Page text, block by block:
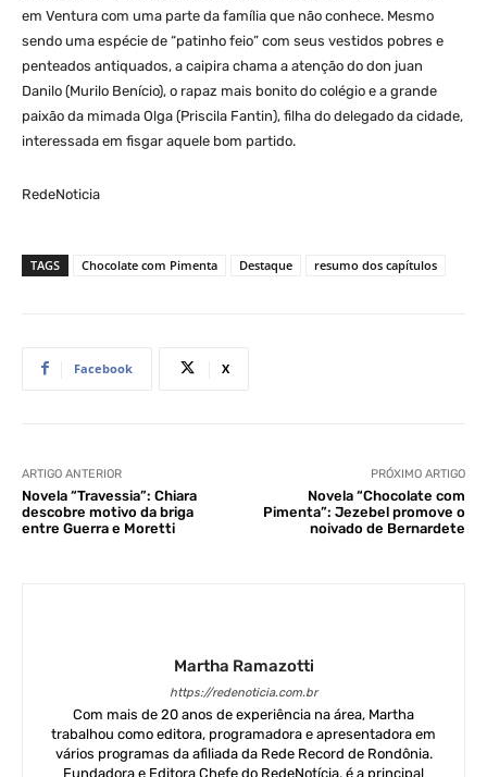
em Ventura com uma parte da família que não conhece. Mesmo
sendo uma espécie de “patinho feio” com seus vestidos pobres e
penteados antiquados, a caipira chama a atenção do don juan
Danilo (Murilo Benício), o rapaz mais bonito do colégio e a grande
paixão da mimada Olga (Priscila Fantin), filha do delegado da cidade,
interessada em fisgar aquele bom partido.
RedeNoticia
TAGS Chocolate com Pimenta Destaque resumo dos capítulos
Facebook X
ARTIGO ANTERIOR
Novela “Travessia”: Chiara
descobre motivo da briga
entre Guerra e Moretti
PRÓXIMO ARTIGO
Novela “Chocolate com
Pimenta”: Jezebel promove o
noivado de Bernardete
Martha Ramazotti
https://redenoticia.com.br
Com mais de 20 anos de experiência na área, Martha
trabalhou como editora, programadora e apresentadora em
vários programas da afiliada da Rede Record de Rondônia.
Fundadora e Editora Chefe do RedeNotícia, é a principal